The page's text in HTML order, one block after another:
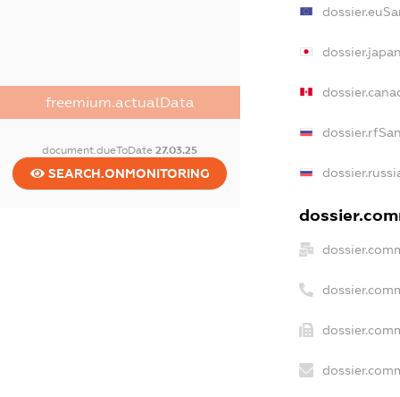
freemium.actualData
document.dueToDate27.03.25
SEARCH.ONMONITORING